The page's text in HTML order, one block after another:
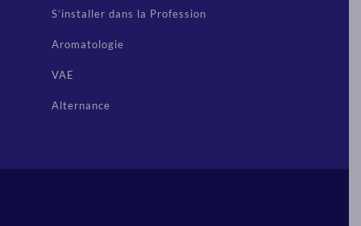
S’installer dans la Profession
Aromatologie
VAE
Alternance